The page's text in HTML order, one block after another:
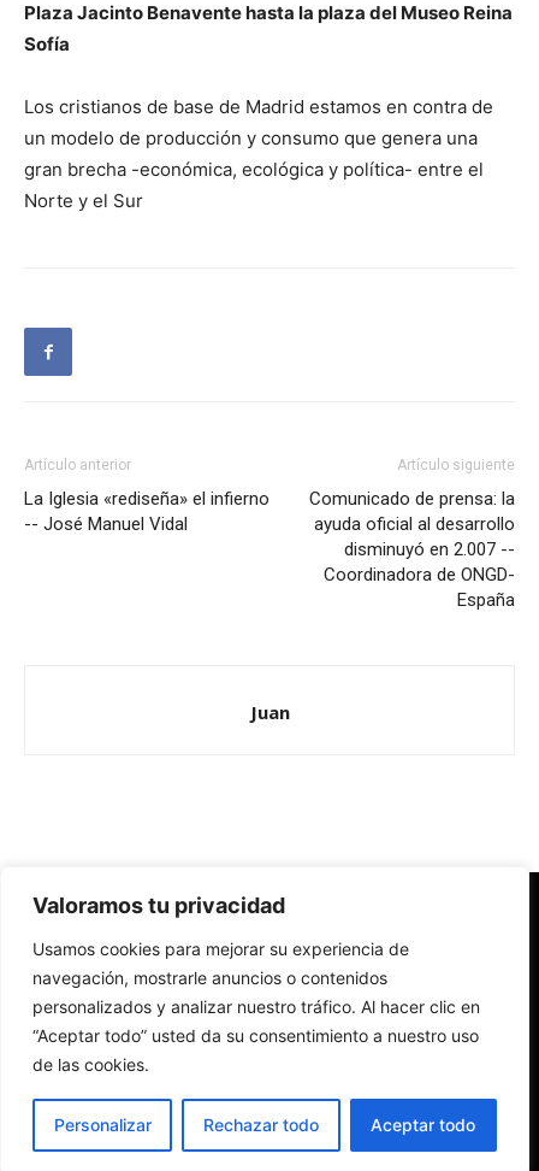
Valoramos tu privacidad
Usamos cookies para mejorar su experiencia de
navegación, mostrarle anuncios o contenidos
personalizados y analizar nuestro tráfico. Al hacer clic en
“Aceptar todo” usted da su consentimiento a nuestro uso
de las cookies.
Personalizar Rechazar todo Aceptar todo
Plaza Jacinto Benavente hasta la plaza del Museo Reina
Sofía
Los cristianos de base de Madrid estamos en contra de
un modelo de producción y consumo que genera una
gran brecha -económica, ecológica y política- entre el
Norte y el Sur
Artículo anterior
La Iglesia «rediseña» el infierno
-- José Manuel Vidal
Artículo siguiente
Comunicado de prensa: la
ayuda oficial al desarrollo
disminuyó en 2.007 --
Coordinadora de ONGD-
España
Juan
Redes Cristianas
Una mirada alternativa sobre la Iglesia católica y la sociedad
- Colectivos de Redes Cristianas